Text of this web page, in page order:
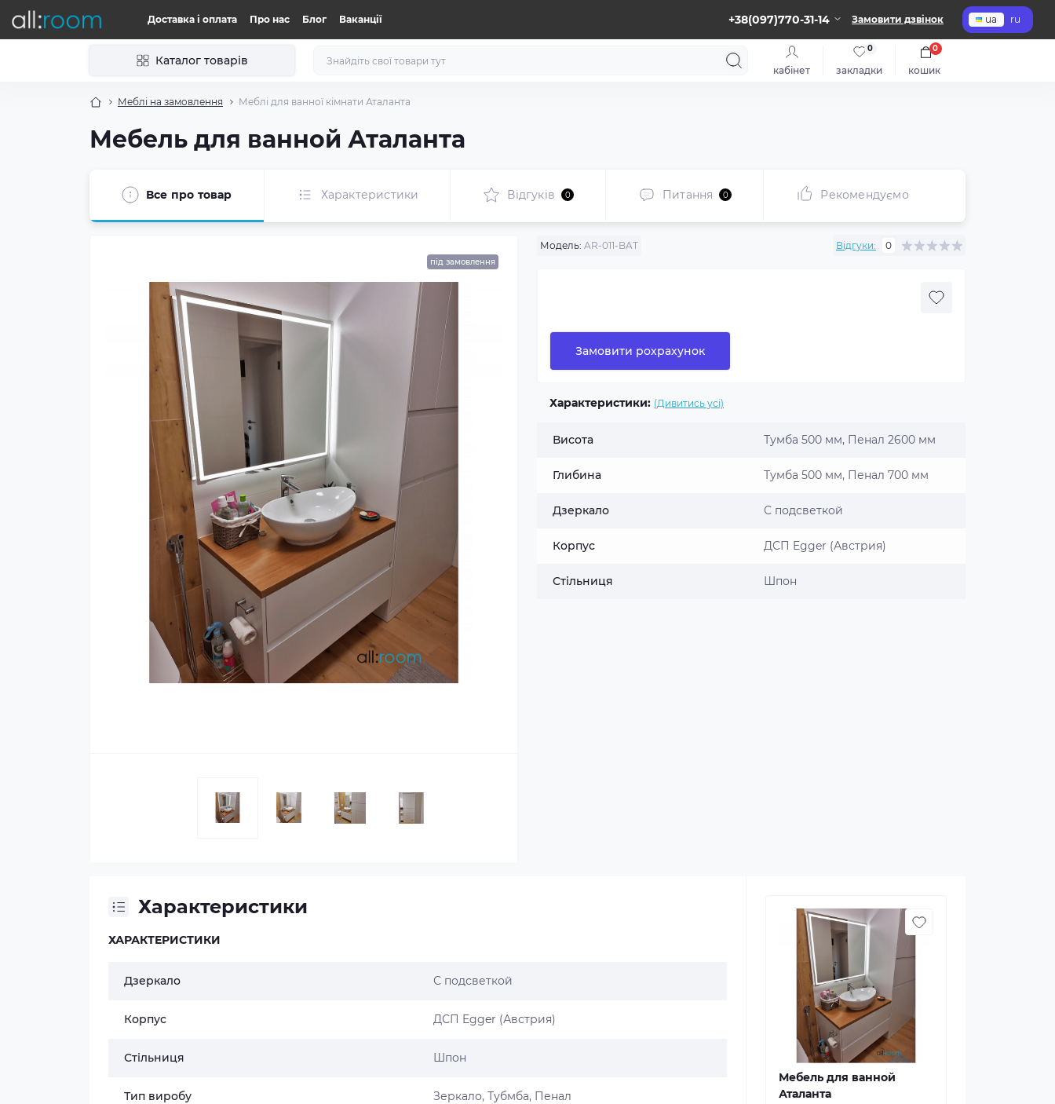
Доставка і оплата Про нас Блог Ваканції +38(097)770-31-14 Замовити дзвінок ua ru
Каталог товарів
кабінет закладки
0
кошик
0
Меблі на замовлення Меблі для ванної кімнати Аталанта
Мебель для ванной Аталанта
Все про товар Характеристики Відгуків 0 Питання 0 Рекомендуємо
під замовлення
Модель: AR-011-BAT Відгуки: 0
Замовити рохрахунок
Характеристики: (Дивитись усі)
Висота Тумба 500 мм, Пенал 2600 мм
Глибина Тумба 500 мм, Пенал 700 мм
Дзеркало С подсветкой
Корпус ДСП Egger (Австрия)
Стільниця Шпон
Характеристики
ХАРАКТЕРИСТИКИ
Дзеркало С подсветкой
Корпус ДСП Egger (Австрия)
Стільниця Шпон
Тип виробу Зеркало, Тубмба, Пенал
Мебель для ванной
Аталанта